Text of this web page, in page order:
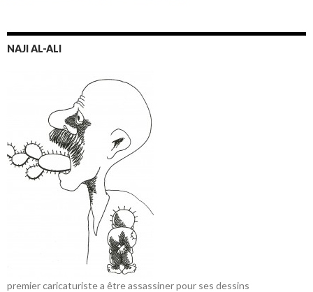
NAJI AL-ALI
premier caricaturiste a être assassiner pour ses dessins